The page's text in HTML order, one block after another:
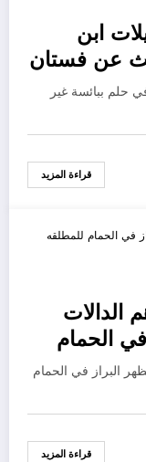
ابن
عن فستان
حلم ببائسة غير
قراءة المزيد
الحمام
البراز في الحمام
قراءة المزيد